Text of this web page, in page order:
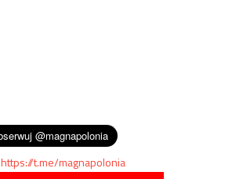
https://t.me/magnapolonia